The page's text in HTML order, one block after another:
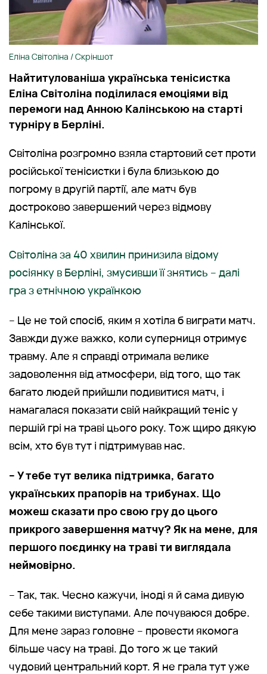
Еліна Світоліна / Скріншот
Найтитулованіша українська тенісистка
Еліна Світоліна поділилася емоціями від
перемоги над Анною Калінською на старті
турніру в Берліні.
Світоліна розгромно взяла стартовий сет проти
російської тенісистки і була близькою до
погрому в другій партії, але матч був
достроково завершений через відмову
Калінської.
Світоліна за 40 хвилин принизила відому
росіянку в Берліні, змусивши її знятись – далі
гра з етнічною українкою
– Це не той спосіб, яким я хотіла б виграти матч.
Завжди дуже важко, коли суперниця отримує
травму. Але я справді отримала велике
задоволення від атмосфери, від того, що так
багато людей прийшли подивитися матч, і
намагалася показати свій найкращий теніс у
першій грі на траві цього року. Тож щиро дякую
всім, хто був тут і підтримував нас.
– У тебе тут велика підтримка, багато
українських прапорів на трибунах. Що
можеш сказати про свою гру до цього
прикрого завершення матчу? Як на мене, для
першого поєдинку на траві ти виглядала
неймовірно.
– Так, так. Чесно кажучи, іноді я й сама дивую
себе такими виступами. Але почуваюся добре.
Для мене зараз головне – провести якомога
більше часу на траві. До того ж це такий
чудовий центральний корт. Я не грала тут уже